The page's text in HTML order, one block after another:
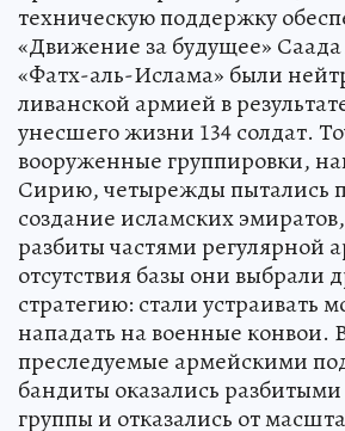
техническую поддержку
«Движение за будущее»
«Фатх-аль-Ислама» были
ливанской армией в
унесшего жизни 134 солдат.
вооруженные группировки,
Сирию, четырежды пытались
создание исламских
разбиты частями регулярной
отсутствия базы они выбрали
стратегию: стали устраивать
нападать на военные конвои.
преследуемые армейскими
бандиты оказались
группы и отказались от